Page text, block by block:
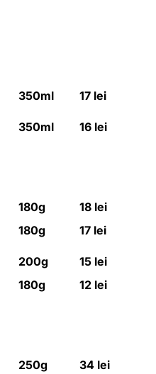
350ml 17 lei
350ml 16 lei
180g
18 lei
180g 17 lei
200g
15 lei
180g 12 lei
250g
34 lei